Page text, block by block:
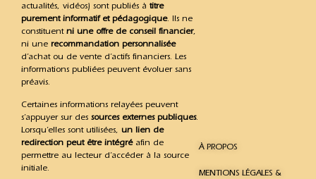
actualités, vidéos) sont publiés à titre
purement informatif et pédagogique. Ils ne
constituent ni une offre de conseil financier,
ni une recommandation personnalisée
d’achat ou de vente d’actifs financiers. Les
informations publiées peuvent évoluer sans
préavis.
Certaines informations relayées peuvent
s’appuyer sur des sources externes publiques.
Lorsqu’elles sont utilisées, un lien de
redirection peut être intégréafin de
permettre au lecteur d’accéder à la source
initiale.
À PROPOS
MENTIONS LÉGALES &